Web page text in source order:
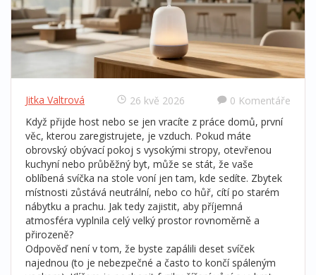
Jitka Valtrová 26 kvě 2026
0 Komentáře
Když přijde host nebo se jen vracíte z práce domů, první
věc, kterou zaregistrujete, je vzduch. Pokud máte
obrovský obývací pokoj s vysokými stropy, otevřenou
kuchyní nebo průběžný byt, může se stát, že vaše
oblíbená svíčka na stole voní jen tam, kde sedíte. Zbytek
místnosti zůstává neutrální, nebo co hůř, cítí po starém
nábytku a prachu. Jak tedy zajistit, aby příjemná
atmosféra vyplnila celý velký prostor rovnoměrně a
přirozeně?
Odpověď není v tom, že byste zapálili deset svíček
najednou (to je nebezpečné a často to končí spáleným